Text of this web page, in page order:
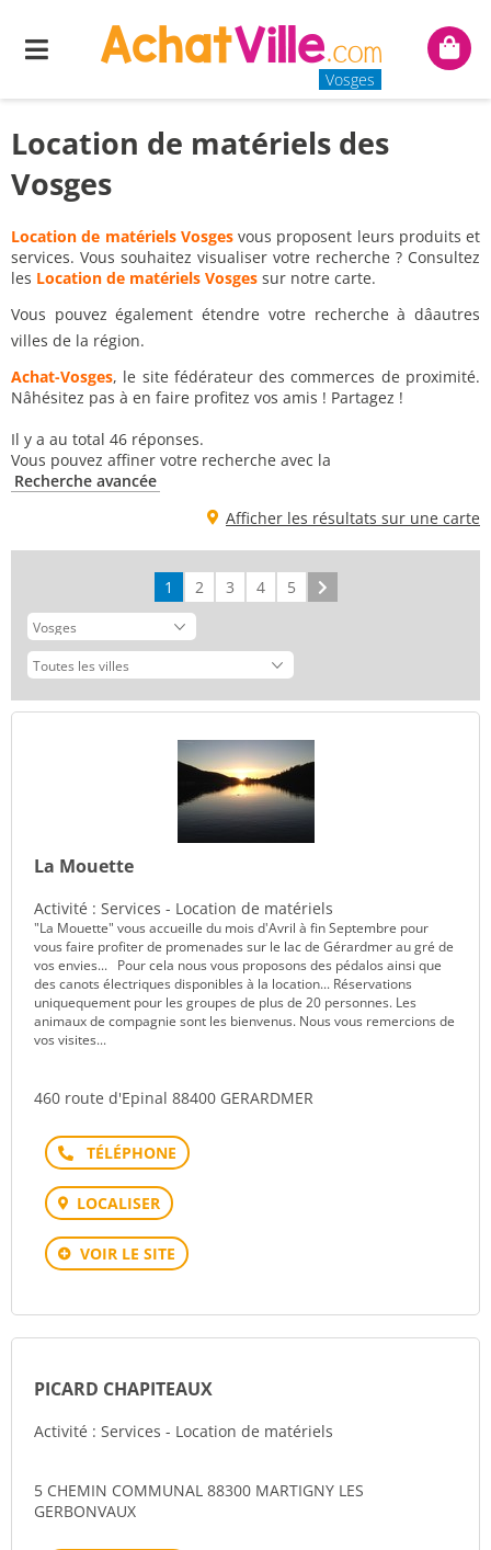
Menu
Vosges
Mon
Location de matériels des
Vosges
Location de matériels Vosgesvous proposent leurs produits et
services. Vous souhaitez visualiser votre recherche ? Consultez
les Location de matériels Vosges sur notre carte.
Vous pouvez également étendre votre recherche à dâautres
villes de la région.
Achat-Vosges, le site fédérateur des commerces de proximité.
Nâhésitez pas à en faire profitez vos amis ! Partagez !
Il y a au total 46 réponses.
Vous pouvez affiner votre recherche avec la
Recherche avancée
Afficher les résultats sur une carte
1 2 3 4 5
La Mouette
Activité : Services - Location de matériels
"La Mouette" vous accueille du mois d'Avril à fin Septembre pour
vous faire profiter de promenades sur le lac de Gérardmer au gré de
vos envies... Pour cela nous vous proposons des pédalos ainsi que
des canots électriques disponibles à la location... Réservations
uniquequement pour les groupes de plus de 20 personnes. Les
animaux de compagnie sont les bienvenus. Nous vous remercions de
vos visites...
460 route d'Epinal 88400 GERARDMER
Téléphone
LOCALISER
VOIR LE SITE
PICARD CHAPITEAUX
Activité : Services - Location de matériels
5 CHEMIN COMMUNAL 88300 MARTIGNY LES
GERBONVAUX